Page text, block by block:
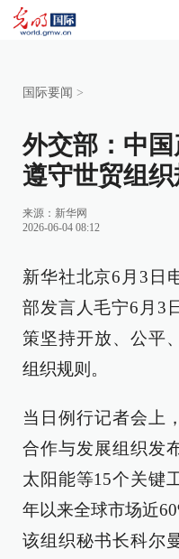
国际要闻 >
外交部：中
遵守世贸组织
来源： 新华网
2026-06-04 08:12
新华社北京6月3日
部发言人毛宁6月3
策坚持开放、公平
组织规则。
当日例行记者会上
合作与发展组织发
太阳能等15个关键
年以来全球市场近
该组织秘书长科尔